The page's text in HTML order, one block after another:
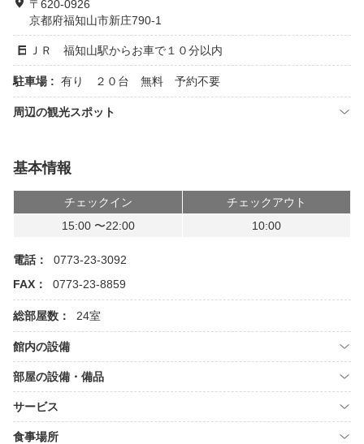
〒620-0926
京都府福知山市新庄790-1
ＪＲ 福知山駅からお車で１０分以内
駐車場 : 有り ２０台 無料 予約不要
周辺の観光スポット
基本情報
チェックイン
チェックアウト
15:00 〜22:00
10:00
電話：
0773-23-3092
FAX：
0773-23-8859
総部屋数： 24室
館内の設備
部屋の設備・備品
サービス
食事場所